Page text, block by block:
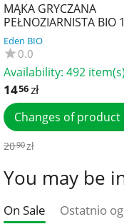
MĄKA GRYCZANA
PEŁNOZIARNISTA BIO
BIO PLANET
Eden BIO
0.0
Availability: 492 item(s)
1456zł
Changes of product
2090zł
You may be
On Sale Ostatnio